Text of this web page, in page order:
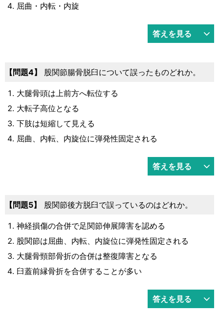
屈曲・内転・内旋
答えを見る
4 股関節腸骨脱臼について誤ったものどれか。
大腿骨頭は上前方へ転位する
大転子高位となる
下肢は短縮して見える
屈曲、内転、内旋位に弾発性固定される
答えを見る
5 股関節後方脱臼で誤っているのはどれか。
神経損傷の合併で足関節伸展障害を認める
股関節は屈曲、内転、内旋位に弾発性固定される
大腿骨頸部骨折の合併は整復障害となる
臼蓋前縁骨折を合併することが多い
答えを見る